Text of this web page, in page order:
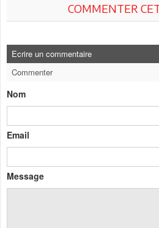
COMMENTER
Ecrire un commentaire
Commenter
Nom
Email
Message